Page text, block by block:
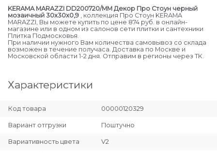
KERAMA MARAZZI DD200720/MM Декор Про Стоун черный
мозаичный 30x30x0,9 , коллекция Про Стоун KERAMA
MARAZZI, Вы можете купить по цене 874 руб. в онлайн-
магазине или в одном из салонов сети плитки и сантехники
Плитка Подмосковья.
При наличии нужного Вам количества самовывоз со склада
возможен в течение получаса. Доставка по Москве и
Московской области 1-2 дня. Отправим в регионы через ТК.
Характеристики
Код товара 00000120329
Вариант отгрузки Поштучно
Вариативность цвета V2